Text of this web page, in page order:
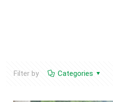
Filter by Categories